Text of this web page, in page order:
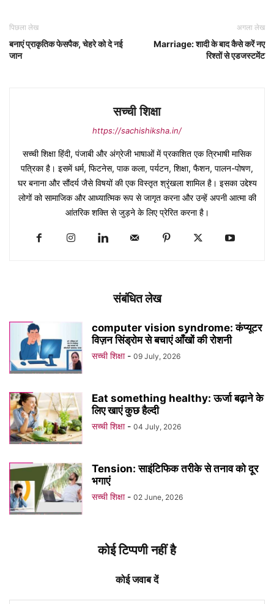
पिछला लेख
बनाएं प्राकृतिक फेसपैक, चेहरे को दे नई
जान
अगला लेख
Marriage: शादी के बाद कैसे करें नए
रिश्तों से एडजस्टमेंट
सच्ची शिक्षा
https://sachishiksha.in/
सच्ची शिक्षा हिंदी, पंजाबी और अंग्रेजी भाषाओं में प्रकाशित एक त्रिभाषी मासिक
पत्रिका है। इसमें धर्म, फिटनेस, पाक कला, पर्यटन, शिक्षा, फैशन, पालन-पोषण,
घर बनाना और सौंदर्य जैसे विषयों की एक विस्तृत श्रृंखला शामिल है। इसका उद्देश्य
लोगों को सामाजिक और आध्यात्मिक रूप से जागृत करना और उन्हें अपनी आत्मा की
आंतरिक शक्ति से जुड़ने के लिए प्रेरित करना है।
संबंधित लेख
computer vision syndrome: कंप्यूटर
विज़न सिंड्रोम से बचाएं आँखों की रोशनी
सच्ची शिक्षा - 09 July, 2026
Eat something healthy: ऊर्जा बढ़ाने के
लिए खाएं कुछ हैल्दी
सच्ची शिक्षा - 04 July, 2026
Tension: साइंटिफिक तरीके से तनाव को दूर
भगाएं
सच्ची शिक्षा - 02 June, 2026
कोई टिप्पणी नहीं है
कोई जवाब दें